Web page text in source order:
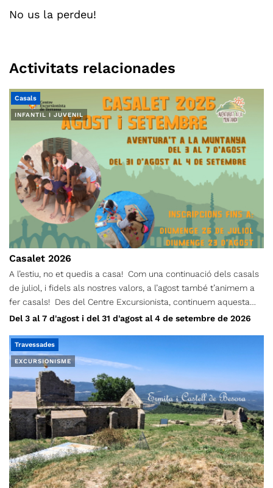
No us la perdeu!
Activitats relacionades
INFANTIL I JUVENIL
Casals
Casalet 2026
A l’estiu, no et quedis a casa! Com una continuació dels casals
de juliol, i fidels als nostres valors, a l’agost també t’animem a
fer casals! Des del Centre Excursionista, continuem aquesta
proposta perquè donem importància a què els infants, durant
d’activitats de lleure, orientació, tallers de natura, jocs d’aigua,
gimcanes, xerrades culturals… i molt més. L’Aventura’t d’agost i
setembre funcionarà per setmanes separades, i cada infant s’hi
pot inscriure les que més li convinguin. Els casals es duran a
terme alternant els espais del CET i zones verdes de Terrassa.
Podran participar-hi els infants nascuts entre els anys 2010 i
2022.
Del 3 al 7 d'agost i del 31 d'agost al 4 de setembre de 2026
EXCURSIONISME
Travessades